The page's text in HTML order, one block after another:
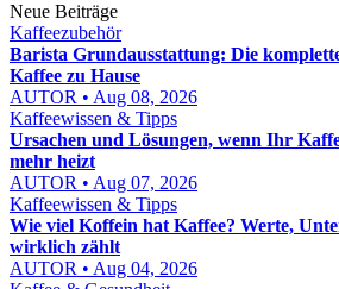
Neue Beiträge
Kaffeezubehör
Barista Grundausstattung: Die
Kaffee zu Hause
AUTOR • Aug 08, 2026
Kaffeewissen & Tipps
Ursachen und Lösungen, wenn Ihr
mehr heizt
AUTOR • Aug 07, 2026
Kaffeewissen & Tipps
Wie viel Koffein hat Kaffee? Werte,
wirklich zählt
AUTOR • Aug 04, 2026